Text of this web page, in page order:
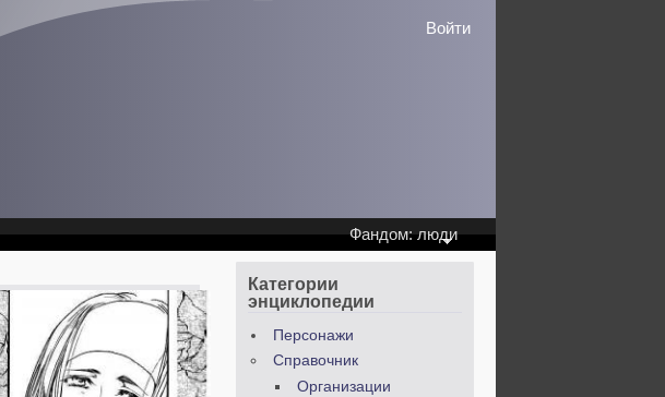
Войти
Фандом: люди
Категории
энциклопедии
Персонажи
Справочник
Организации